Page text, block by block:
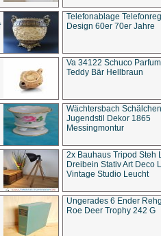
Telefonablage
Design 60er 70er Jahre
Va 34122 Schuco
Teddy Bär Hellbraun
Wächtersbach Schälchen
Jugendstil Dekor 1865
Messingmontur
2x Bauhaus Tripod Steh
Dreibein Stativ Art Deco
Vintage Studio Leucht
Ungerades 6 Ender
Roe Deer Trophy 242 G